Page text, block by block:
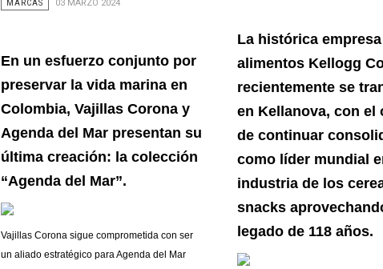
MARCAS 03 MARZO 2024
En un esfuerzo conjunto por
preservar la vida marina en
Colombia, Vajillas Corona y
Agenda del Mar presentan su
última creación: la colección
“Agenda del Mar”.
Vajillas Corona sigue comprometida con ser
un aliado estratégico para Agenda del Mar
La histórica
alimentos Kellogg
recientemente se
en Kellanova, con el
de continuar
como líder mundial
industria de los
snacks
legado de 118 años.